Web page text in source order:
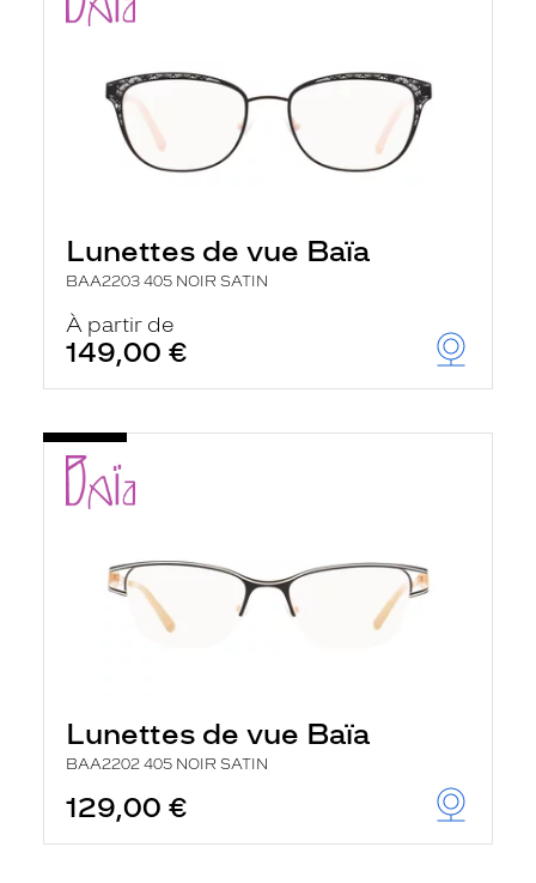
Lunettes de vue Baïa
BAA2203 405 NOIR SATIN
À partir de
149,00 €
Lunettes de vue Baïa
BAA2202 405 NOIR SATIN
129,00 €